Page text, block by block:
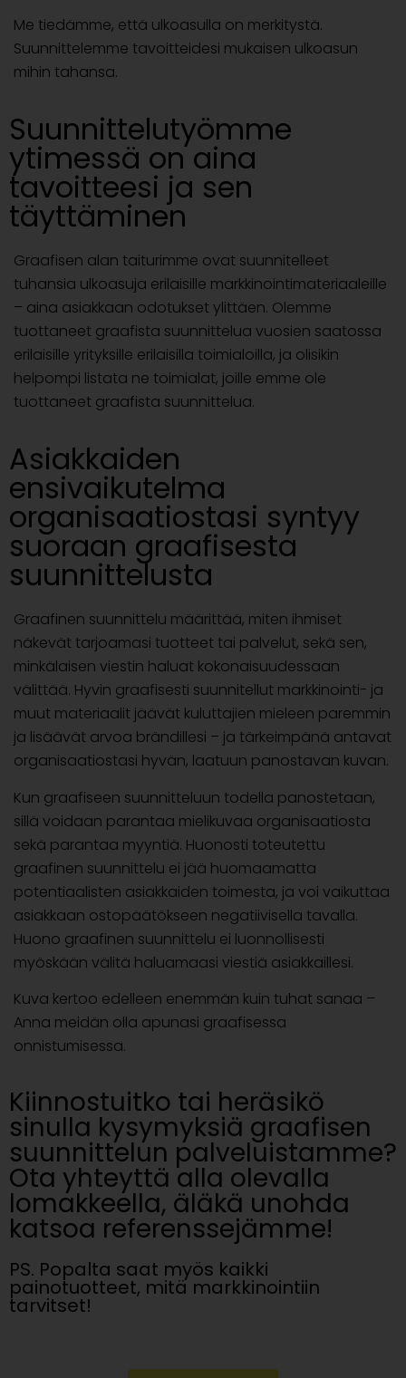
Me tiedämme, että ulkoasulla on merkitystä.
Suunnittelemme tavoitteidesi mukaisen ulkoasun
mihin tahansa.
Suunnittelutyömme
ytimessä on aina
tavoitteesi ja sen
täyttäminen
Graafisen alan taiturimme ovat suunnitelleet
tuhansia ulkoasuja erilaisille markkinointimateriaaleille
– aina asiakkaan odotukset ylittäen. Olemme
tuottaneet graafista suunnittelua vuosien saatossa
erilaisille yrityksille erilaisilla toimialoilla, ja olisikin
helpompi listata ne toimialat, joille emme ole
tuottaneet graafista suunnittelua.
Asiakkaiden
ensivaikutelma
organisaatiostasi syntyy
suoraan graafisesta
suunnittelusta
Graafinen suunnittelu määrittää, miten ihmiset
näkevät tarjoamasi tuotteet tai palvelut, sekä sen,
minkälaisen viestin haluat kokonaisuudessaan
välittää. Hyvin graafisesti suunnitellut markkinointi- ja
muut materiaalit jäävät kuluttajien mieleen paremmin
ja lisäävät arvoa brändillesi – ja tärkeimpänä antavat
organisaatiostasi hyvän, laatuun panostavan kuvan.
Kun graafiseen suunnitteluun todella panostetaan,
sillä voidaan parantaa mielikuvaa organisaatiosta
sekä parantaa myyntiä. Huonosti toteutettu
graafinen suunnittelu ei jää huomaamatta
potentiaalisten asiakkaiden toimesta, ja voi vaikuttaa
asiakkaan ostopäätökseen negatiivisella tavalla.
Huono graafinen suunnittelu ei luonnollisesti
myöskään välitä haluamaasi viestiä asiakkaillesi.
Kuva kertoo edelleen enemmän kuin tuhat sanaa –
Anna meidän olla apunasi graafisessa
onnistumisessa.
Kiinnostuitko tai heräsikö
sinulla kysymyksiä graafisen
suunnittelun palveluistamme?
Ota yhteyttä alla olevalla
lomakkeella, äläkä unohda
katsoa referenssejämme!
PS. Popalta saat myös kaikki
painotuotteet, mitä markkinointiin
tarvitset!